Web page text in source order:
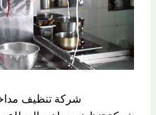
شركة تنظيف